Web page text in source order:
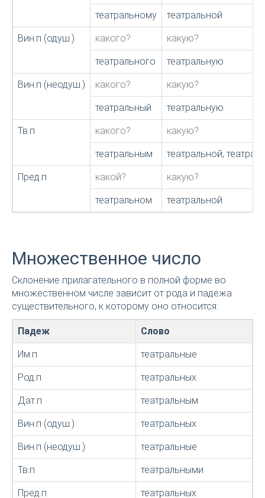
театральному театральной
Вин.п (одуш.) какого? какую?
театрального театральную
Вин.п (неодуш.) какого? какую?
театральный театральную
Тв.п какого? какую?
театральным театральной,
Пред.п какой? какую?
театральном театральной
Множественное число
Склонение прилагательного в полной форме во
множественном числе зависит от рода и падежа
существительного, к которому оно относится:
Падеж Слово
Им.п театральные
Род.п театральных
Дат.п театральным
Вин.п (одуш.) театральных
Вин.п (неодуш.) театральные
Тв.п театральными
Пред.п театральных